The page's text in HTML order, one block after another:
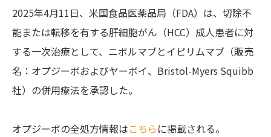
2025年4月11日、米国食品医薬品局（FDA）は、切除不
能または転移を有する肝細胞がん（HCC）成人患者に対
する一次治療として、ニボルマブとイピリムマブ（販売
名：オプジーボおよびヤーボイ、Bristol-Myers Squibb
社）の併用療法を承認した。
オプジーボの全処方情報はこちらに掲載される。